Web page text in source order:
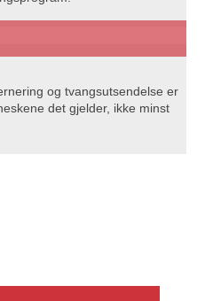
og tvangsutsendelse er
det gjelder, ikke minst